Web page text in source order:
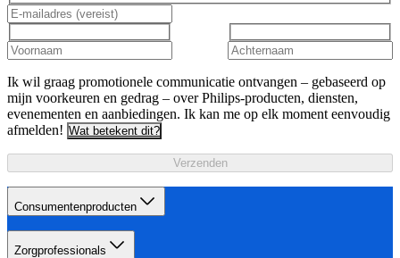
Ik wil graag promotionele communicatie ontvangen – gebaseerd op
mijn voorkeuren en gedrag – over Philips-producten, diensten,
evenementen en aanbiedingen. Ik kan me op elk moment eenvoudig
afmelden! Wat betekent dit?
Verzenden
Consumentenproducten
Zorgprofessionals